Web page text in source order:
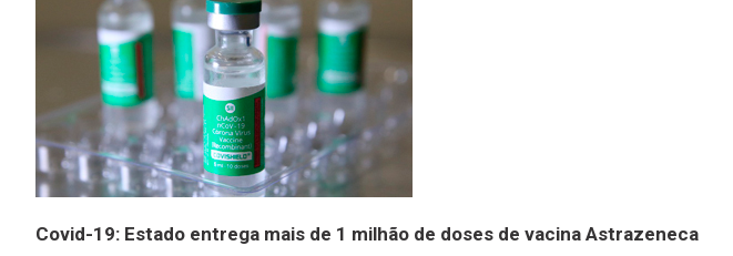
Covid-19: Estado entrega mais de 1 milhão de doses de vacina Astrazeneca